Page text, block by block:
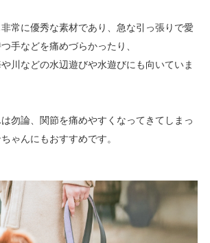
常に優秀な素材であり、急な引っ張りで愛
手などを痛めづらかったり、
川などの水辺遊びや水遊びにも向いていま
勿論、関節を痛めやすくなってきてしまっ
ゃんにもおすすめです。